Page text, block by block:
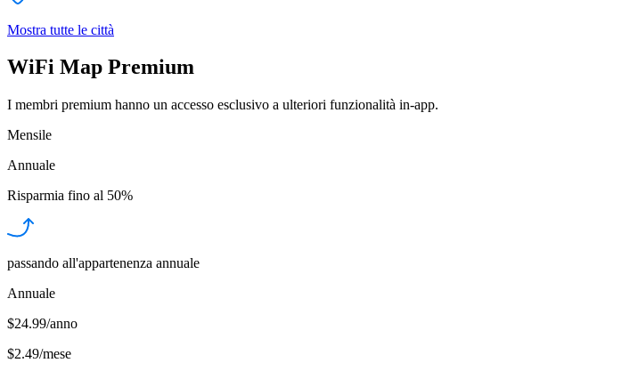
Mostra tutte le città
WiFi Map Premium
I membri premium hanno un accesso esclusivo a ulteriori funzionalità in-app.
Mensile
Annuale
Risparmia fino al 50%
passando all'appartenenza annuale
Annuale
$24.99/anno
$2.49/mese